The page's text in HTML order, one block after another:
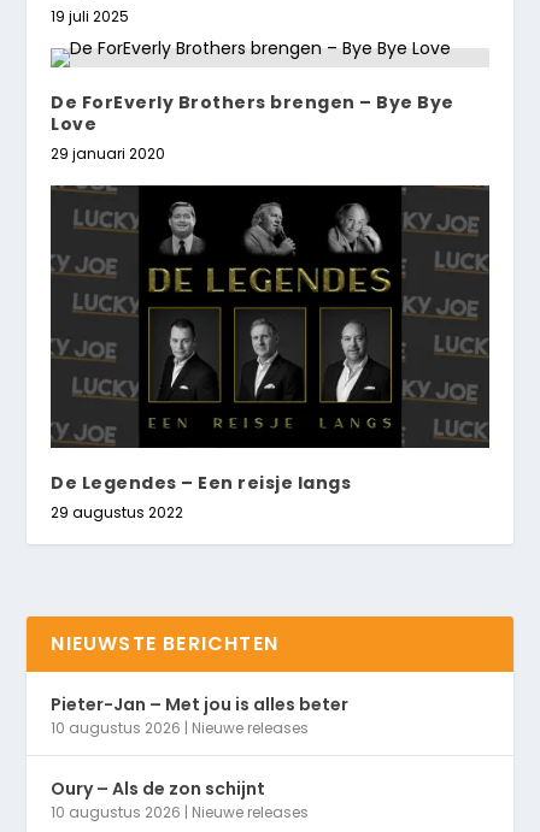
19 juli 2025
De ForEverly Brothers brengen – Bye Bye
Love
29 januari 2020
De Legendes – Een reisje langs
29 augustus 2022
NIEUWSTE BERICHTEN
Pieter-Jan – Met jou is alles beter
10 augustus 2026 | Nieuwe releases
Oury – Als de zon schijnt
10 augustus 2026 | Nieuwe releases